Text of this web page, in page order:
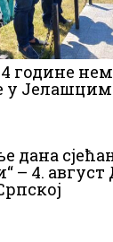
године
у
дана
– 4.